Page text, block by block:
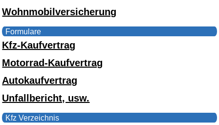
Wohnmobilversicherung
Formulare
Kfz-Kaufvertrag
Motorrad-Kaufvertrag
Autokaufvertrag
Unfallbericht, usw.
Kfz Verzeichnis